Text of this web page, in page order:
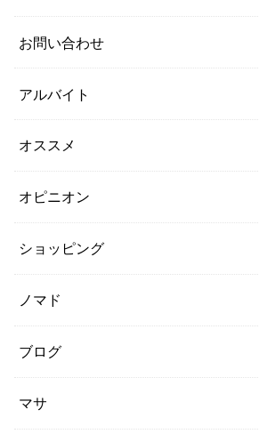
お問い合わせ
アルバイト
オススメ
オピニオン
ショッピング
ノマド
ブログ
マサ